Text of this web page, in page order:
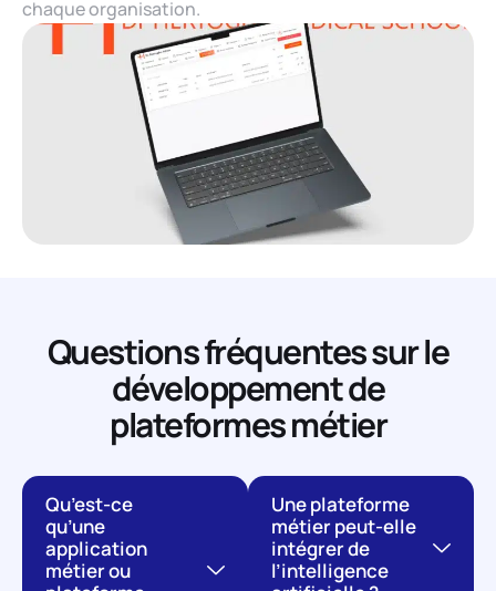
chaque organisation.
Questions fréquentes sur le
développement de
plateformes métier
Qu’est-ce
qu’une
application
métier ou
Une plateforme
métier peut-elle
intégrer de
l’intelligence